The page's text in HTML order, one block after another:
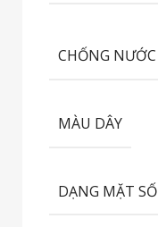
CHỐNG NƯỚC
MÀU DÂY
DẠNG MẶT SỐ